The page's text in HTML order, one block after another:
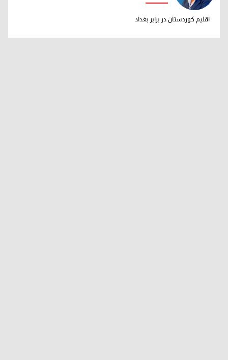
دکتر ابراهیم خالد
اقلیم کوردستان در برابر بغداد